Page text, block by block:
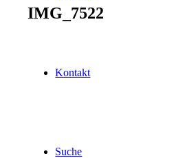
Kontakt
Suche
IMG_7522